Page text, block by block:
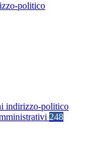
politico
indirizzo-politico
248